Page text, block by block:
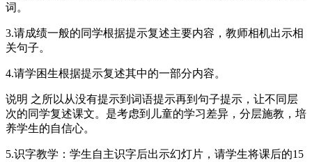
词。
3.请成绩一般的同学根据提示复述主要内容，教师相机出示相
关句子。
4.请学困生根据提示复述其中的一部分内容。
说明 之所以从没有提示到词语提示再到句子提示，让不同层
次的同学复述课文。是考虑到儿童的学习差异，分层施教，培
养学生的自信心。
5.识字教学：学生自主识字后出示幻灯片，请学生将课后的15